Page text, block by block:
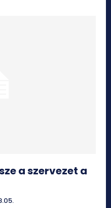
a szervezet a